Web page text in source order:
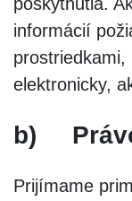
informácií
elektronicky,
b)
Prijímame